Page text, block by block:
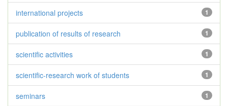
1
international projects
1
publication of results of research
1
scientific activities
1
scientific-research work of students
1
seminars